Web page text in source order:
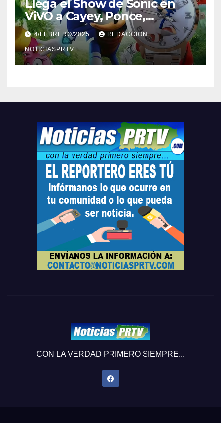
Llega el Show de Sonic en
ViVO a Cayey, Ponce,
Barceloneta y Humacao,
Relojes gratis para el que
compre ahora….
4/FEBRERO/2025 REDACCION
NOTICIASPRTV
CON LA VERDAD PRIMERO SIEMPRE...